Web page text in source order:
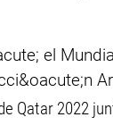
Qatar 2022